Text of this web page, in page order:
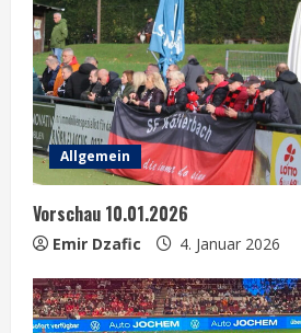
Allgemein
Vorschau 10.01.2026
Emir Dzafic 4. Januar 2026